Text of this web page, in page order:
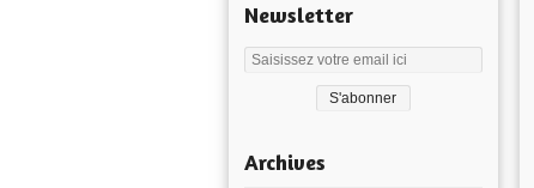
Newsletter
Archives